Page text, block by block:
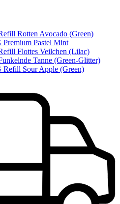
Rotten Avocado (Green)
Pastel Mint
Flottes Veilchen (Lilac)
Tanne (Green-Glitter)
Sour Apple (Green)